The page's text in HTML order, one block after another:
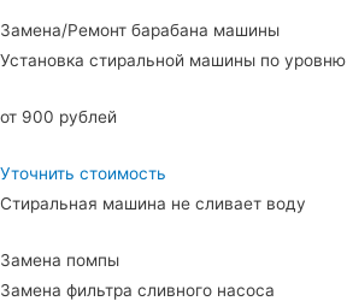
Замена/Ремонт барабана машины
Установка стиральной машины по уровню
от 900 рублей
Уточнить стоимость
Стиральная машина не сливает воду
Замена помпы
Замена фильтра сливного насоса